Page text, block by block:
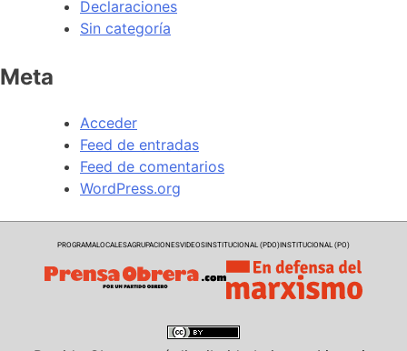
Declaraciones
Sin categoría
Meta
Acceder
Feed de entradas
Feed de comentarios
WordPress.org
PROGRAMALOCALESAGRUPACIONESVIDEOSINSTITUCIONAL (PDO)INSTITUCIONAL (PO)